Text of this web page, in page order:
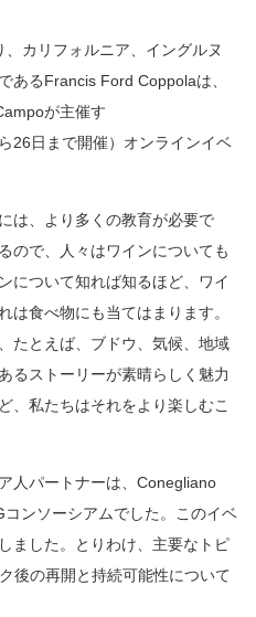
カリフォルニア、イングルヌ
あるFrancis Ford Coppolaは、
が主催す
26日まで開催）オンラインイベ
は、より多くの教育が必要で
ので、人々はワインについても
について知れば知るほど、ワイ
は食べ物にも当てはまります。
たとえば、ブドウ、気候、地域
るストーリーが素晴らしく魅力
、私たちはそれをより楽しむこ
人パートナーは、Conegliano
ンソーシアムでした。このイベ
ました。とりわけ、主要なトピ
後の再開と持続可能性について